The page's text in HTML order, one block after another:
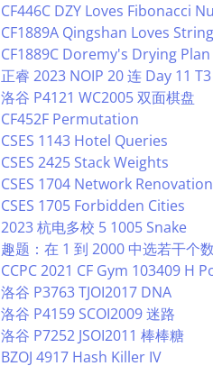
CF446C DZY Loves Fibonacci
CF1889A Qingshan Loves
CF1889C Doremy's Drying Plan
正睿 2023 NOIP 20 连 Day 11
洛谷 P4121 WC2005 双面棋盘
CF452F Permutation
CSES 1143 Hotel Queries
CSES 2425 Stack Weights
CSES 1704 Network Renovation
CSES 1705 Forbidden Cities
2023 杭电多校 5 1005 Snake
趣题：在 1 到 2000 中选若干个
CCPC 2021 CF Gym 103409 H
洛谷 P3763 TJOI2017 DNA
洛谷 P4159 SCOI2009 迷路
洛谷 P7252 JSOI2011 棒棒糖
BZOJ 4917 Hash Killer IV